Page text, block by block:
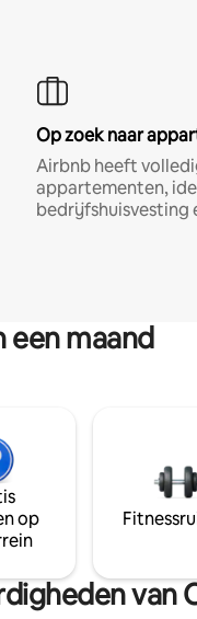
Op zoek naar
Airbnb heeft
appartementen,
bedrijfshuisvesting
een maand
op
van